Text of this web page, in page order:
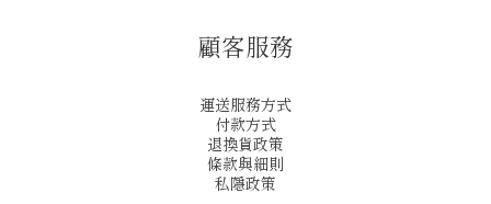
顧客服務
運送服務方式
付款方式
退換貨政策
條款與細則
私隱政策